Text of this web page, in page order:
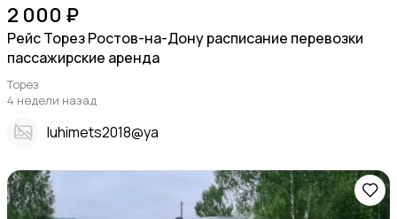
2 000 ₽
Рейс Торез Ростов-на-Дону расписание перевозки
пассажирские аренда
Торез
4 недели назад
Iuhimets2018@ya